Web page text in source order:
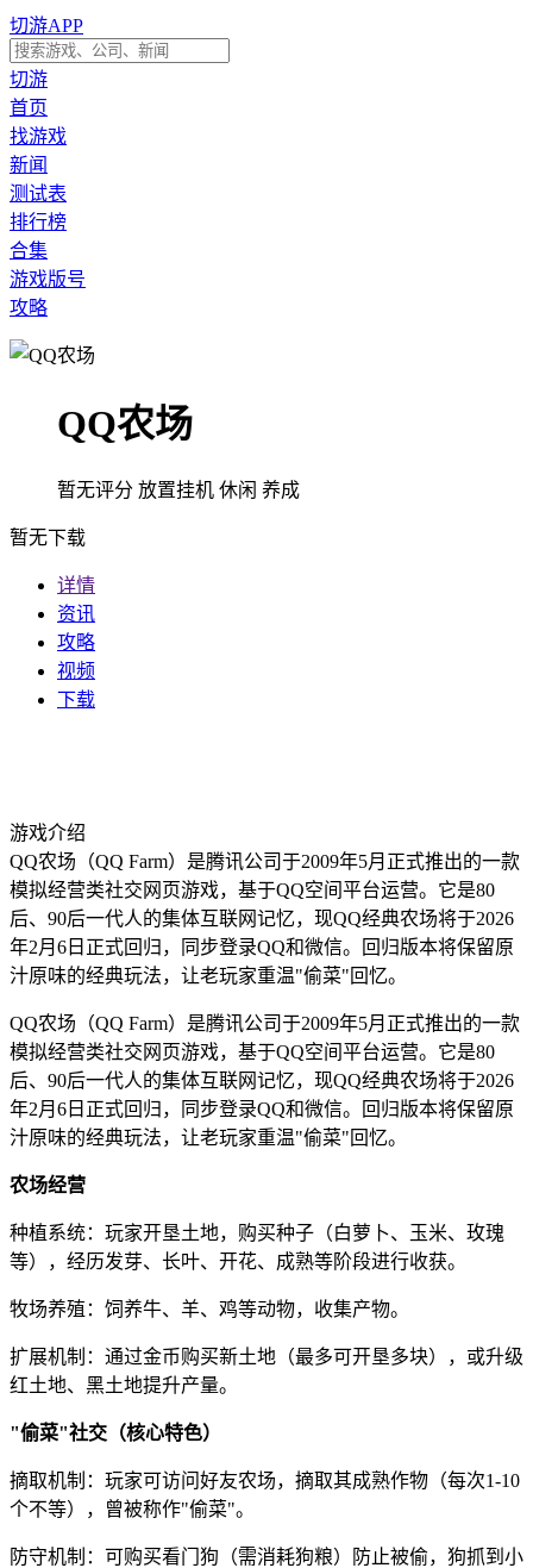
切游APP
切游
首页
找游戏
新闻
测试表
排行榜
合集
游戏版号
攻略
QQ农场
暂无评分 放置挂机 休闲 养成
暂无下载
详情
资讯
攻略
视频
下载
游戏介绍
QQ农场（QQ Farm）是腾讯公司于2009年5月正式推出的一款
模拟经营类社交网页游戏，基于QQ空间平台运营。它是80
后、90后一代人的集体互联网记忆，现QQ经典农场将于2026
年2月6日正式回归，同步登录QQ和微信。回归版本将保留原
汁原味的经典玩法，让老玩家重温"偷菜"回忆。
QQ农场（QQ Farm）是腾讯公司于2009年5月正式推出的一款
模拟经营类社交网页游戏，基于QQ空间平台运营。它是80
后、90后一代人的集体互联网记忆，现QQ经典农场将于2026
年2月6日正式回归，同步登录QQ和微信。回归版本将保留原
汁原味的经典玩法，让老玩家重温"偷菜"回忆。
农场经营
种植系统：玩家开垦土地，购买种子（白萝卜、玉米、玫瑰
等），经历发芽、长叶、开花、成熟等阶段进行收获。
牧场养殖：饲养牛、羊、鸡等动物，收集产物。
扩展机制：通过金币购买新土地（最多可开垦多块），或升级
红土地、黑土地提升产量。
"偷菜"社交（核心特色）
摘取机制：玩家可访问好友农场，摘取其成熟作物（每次1-10
个不等），曾被称作"偷菜"。
防守机制：可购买看门狗（需消耗狗粮）防止被偷，狗抓到小